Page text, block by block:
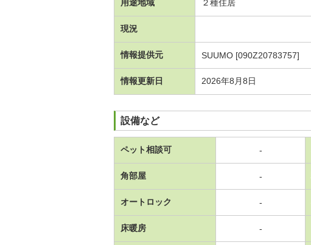
用途地域 ２種住居
現況
情報提供元 SUUMO [090Z20783757]
情報更新日 2026年8月8日
設備など
ペット相談可 -
角部屋 -
オートロック -
床暖房 -